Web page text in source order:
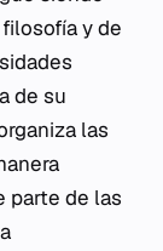
y de
de su
las
parte de las